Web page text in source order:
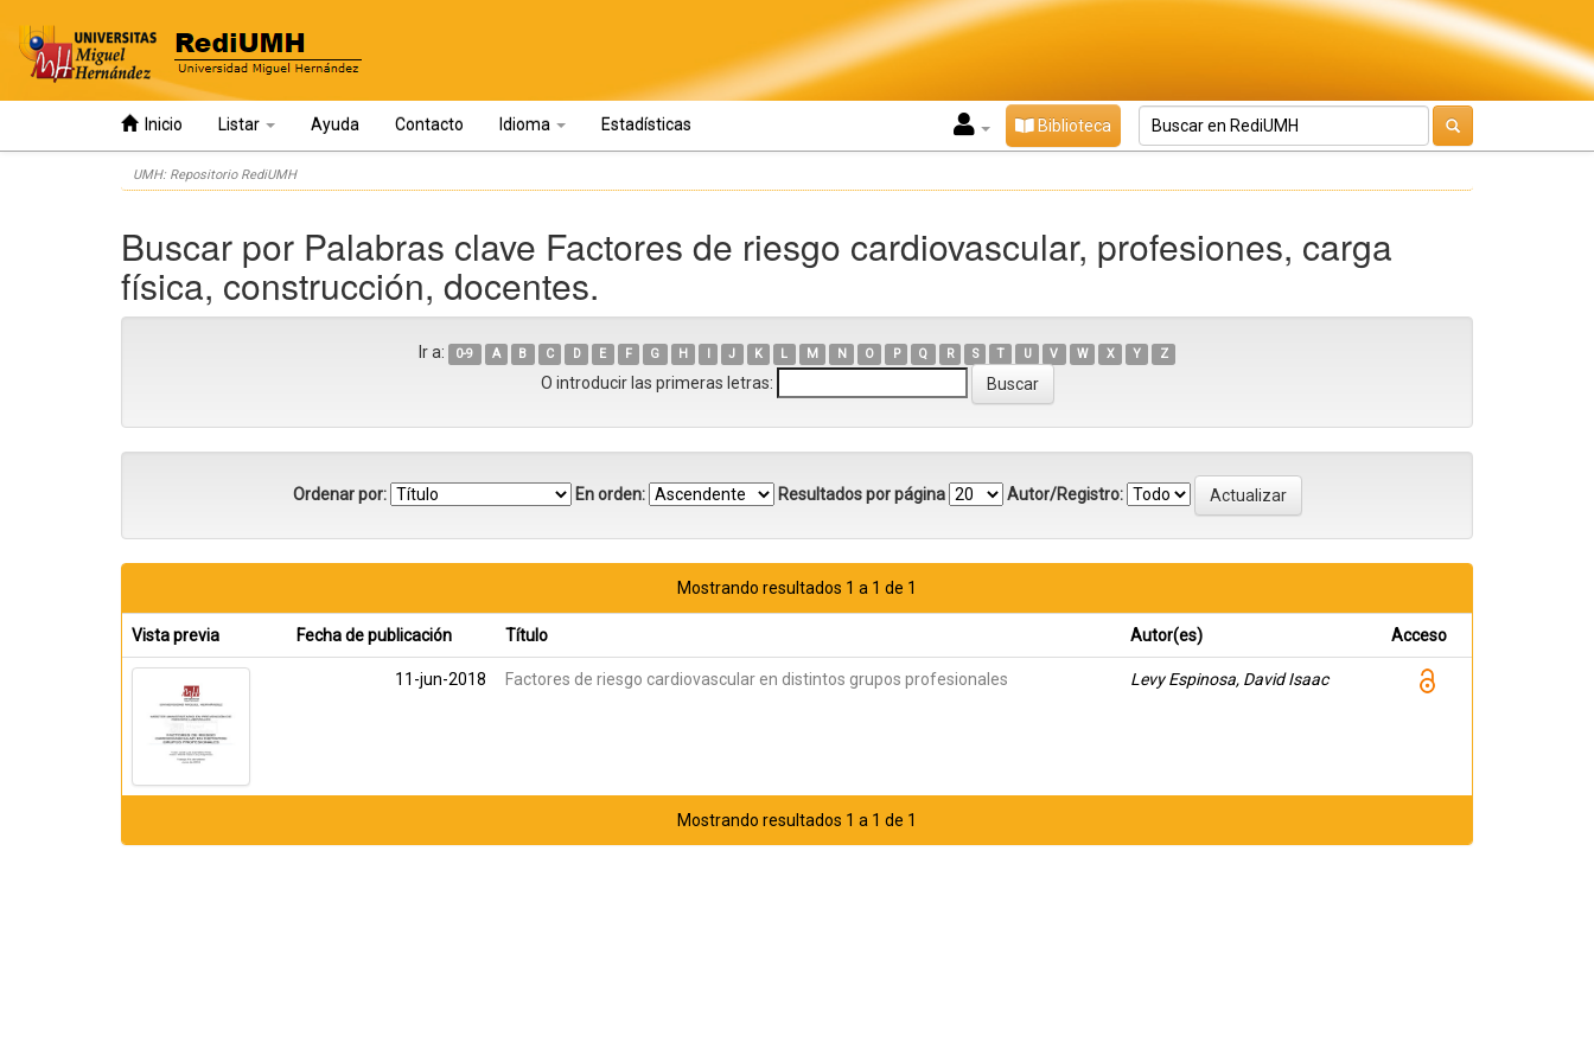
Inicio Listar Ayuda Contacto Idioma Estadísticas Biblioteca
UMH: Repositorio RediUMH
Buscar por Palabras clave Factores de riesgo cardiovascular, profesiones, carga
física, construcción, docentes.
Ir a: 0-9 A B C D E F G H I J K L M N O P Q R S T U V W X Y Z
O introducir las primeras letras:
Ordenar por: En orden: Resultados por página Autor/Registro:
Mostrando resultados 1 a 1 de 1
Vista previa Fecha de publicación Título Autor(es) Acceso
11-jun-2018 Factores de riesgo cardiovascular en distintos grupos profesionales Levy Espinosa, David Isaac
Mostrando resultados 1 a 1 de 1